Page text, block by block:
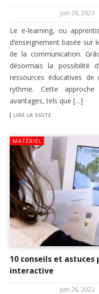
juin 28, 2023
Le e-learning, ou
d’enseignement basée
de la communication.
désormais la possibilité
ressources éducatives
rythme. Cette
avantages, tels que […]
LIRE LA SUITE
MATÉRIEL
10 conseils et
interactive
juin 26, 2023